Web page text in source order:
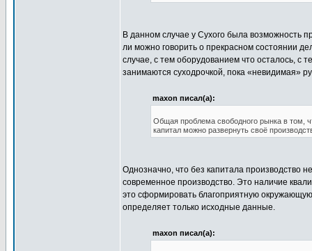
В данном случае у Сухого была возможность
ли можно говорить о прекрасном состоянии
случае, с тем оборудованием что осталось, с
занимаются суходрочкой, пока «невидимая»
maxon писал(а):
Общая проблема свободного рынка в том,
капитал можно развернуть своё
Однозначно, что без капитала производство
современное производство. Это наличие
это сформировать благоприятную
определяет только исходные данные.
maxon писал(а):